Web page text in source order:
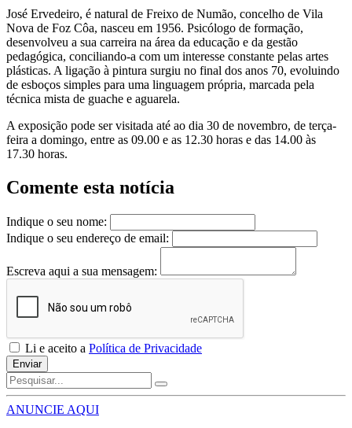
José Ervedeiro, é natural de Freixo de Numão, concelho de Vila
Nova de Foz Côa, nasceu em 1956. Psicólogo de formação,
desenvolveu a sua carreira na área da educação e da gestão
pedagógica, conciliando-a com um interesse constante pelas artes
plásticas. A ligação à pintura surgiu no final dos anos 70, evoluindo
de esboços simples para uma linguagem própria, marcada pela
técnica mista de guache e aguarela.
A exposição pode ser visitada até ao dia 30 de novembro, de terça-
feira a domingo, entre as 09.00 e as 12.30 horas e das 14.00 às
17.30 horas.
Comente esta notícia
Indique o seu nome:
Indique o seu endereço de email:
Escreva aqui a sua mensagem:
Li e aceito a Política de Privacidade
Enviar
ANUNCIE AQUI